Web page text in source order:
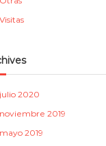
2020
2019
2019